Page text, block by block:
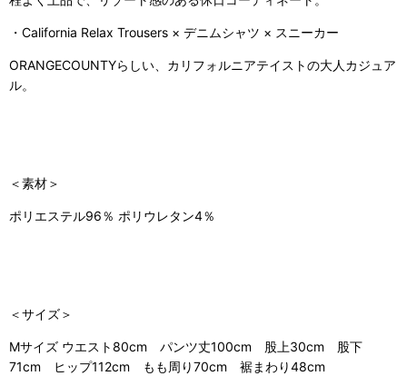
・California Relax Trousers × デニムシャツ × スニーカー
ORANGECOUNTYらしい、カリフォルニアテイストの大人カジュア
ル。
＜素材＞
ポリエステル96％ ポリウレタン4％
＜サイズ＞
Mサイズ ウエスト80cm パンツ丈100cm 股上30cm 股下
71cm ヒップ112cm もも周り70cm 裾まわり48cm